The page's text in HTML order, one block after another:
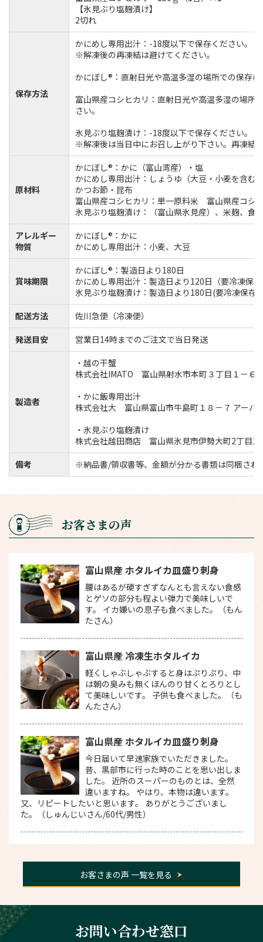
【氷見ぶり塩麹漬け】
2切れ
保存方法
かにめし専用出汁：-18度以下で保存ください。
※解凍後の再凍結は避けてください。
かにぼし®：直射日光や高温多湿の場所での保存
富山県産コシヒカリ：直射日光や高温多湿の場所
さい。
氷見ぶり塩麹漬け：-18度以下で保存ください。
※解凍後は当日中にお召し上がり下さい。再凍結
原材料
かにぼし®：かに（富山湾産）・塩
かにめし専用出汁：しょうゆ（大豆・小麦を含む
かつお節・昆布
富山県産コシヒカリ：単一原料米 富山県産コシ
氷見ぶり塩麹漬け：（富山県氷見産）、米麹、食
アレルギー
物質
かにぼし®：かに
かにめし専用出汁：小麦、大豆
賞味期限
かにぼし®：製造日より180日
かにめし専用出汁：製造日より120日（要冷凍保
氷見ぶり塩麹漬け：製造日より180日(要冷凍保存)
配送方法
佐川急便（冷凍便）
発送目安
営業日14時までのご注文で当日発送
製造者
・越の干蟹
株式会社IMATO 富山県射水市本町３丁目１－６
・かに飯専用出汁
株式会社大 富山県富山市牛島町１８－７ アーバ
・氷見ぶり塩麹漬け
株式会社越田商店 富山県氷見市伊勢大町2丁目
備考
※納品書/領収書等、金額が分かる書類は同梱され
お客さまの声
富山県産 ホタルイカ皿盛り刺身
腰はあるが硬すぎずなんとも言えない食感
とゲソの部分も程よい弾力で美味しいで
す。 イカ嫌いの息子も食べました。（もん
たさん）
富山県産 冷凍生ホタルイカ
軽くしゃぶしゃぶすると身はぷりぷり、中
は朝の臭みも無くほんのり甘くとろりとし
て美味しいです。 子供も食べました。（も
んたさん）
富山県産 ホタルイカ皿盛り刺身
今日届いて早速家族でいただきました。
昔、黒部市に行った時のことを思い出しま
した。 近所のスーパーのものとは、全然
違いますね。 やはり、本物は違います。
又、リピートしたいと思います。 ありがとうございまし
た。（しゅんじいさん/60代/男性）
お客さまの声 一覧を見る
お問い合わせ窓口